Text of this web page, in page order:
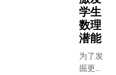
学生
数理
潜能
为了发
掘更多